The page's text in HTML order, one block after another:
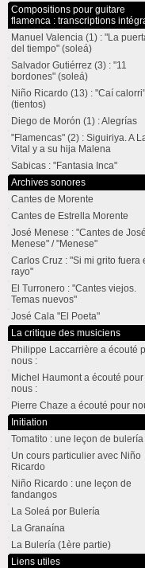
Compositions pour guitare
flamenca : transcriptions
Manuel Valencia (1) : "La
del tiempo" (soleá)
Salvador Gutiérrez (3) : "11
bordones" (soleá)
Niño Ricardo (13) : "Caí calorri"
(tientos)
Diego de Morón (1) : Alegrías
"Flamencas" (2) : Siguiriya. A
Vital y a su hija Malena
Sabicas : "Fantasia Inca"
Archives sonores
Cantes de Morente
Cantes de Estrella Morente
José Menese : "Cantes de José
Menese" / "Menese"
Carlos Cruz : "Si mi grito fuera
rayo"
El Turronero : "Cantes viejos.
Temas nuevos"
José Cala "El Poeta"
La critique des musiciens
Philippe Laccarrière a écouté
nous :
Michel Haumont a écouté pour
nous :
Pierre Chaze a écouté pour
Initiation
Tomatito : une leçon de bulería
Un cours particulier avec Niño
Ricardo
Niño Ricardo : une leçon de
fandangos
La Soleá por Bulería
La Granaína
La Bulería (1ère partie)
Liens utiles